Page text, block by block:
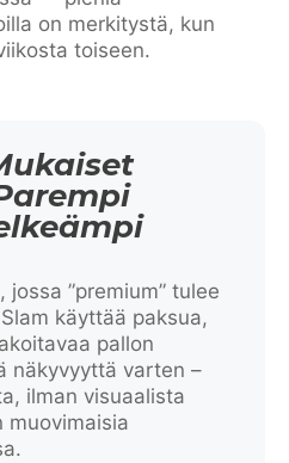
on merkitystä, kun
toiseen.
”premium” tulee
käyttää paksua,
pallon
näkyvyyttä varten –
ilman visuaalista
muovimaisia